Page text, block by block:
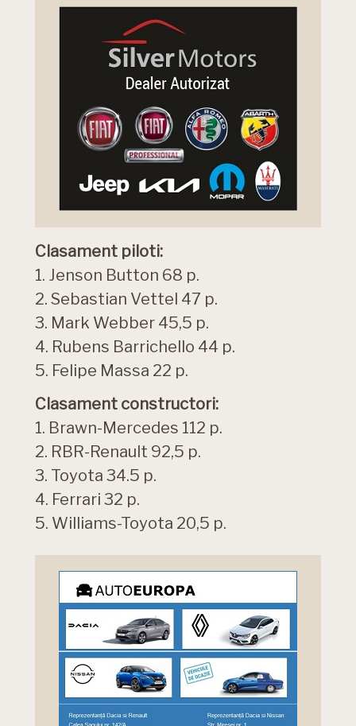
Clasament piloti:
1. Jenson Button 68 p.
2. Sebastian Vettel 47 p.
3. Mark Webber 45,5 p.
4. Rubens Barrichello 44 p.
5. Felipe Massa 22 p.
Clasament constructori:
1. Brawn-Mercedes 112 p.
2. RBR-Renault 92,5 p.
3. Toyota 34.5 p.
4. Ferrari 32 p.
5. Williams-Toyota 20,5 p.